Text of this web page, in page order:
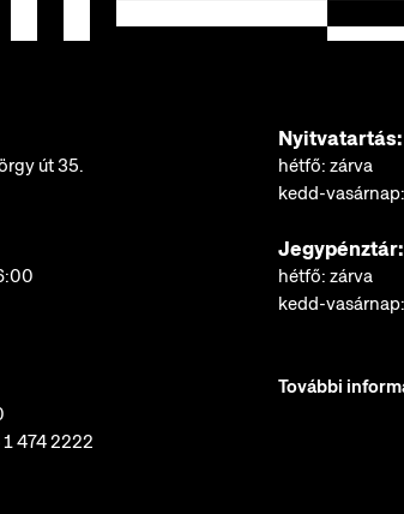
út 35.
474 2222
Nyitvatartás:
hétfő: zárva
kedd-
Jegypénztár:
hétfő: zárva
kedd-
További